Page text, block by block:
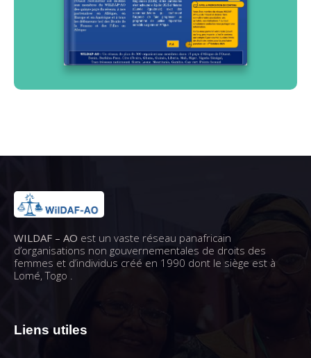
WILDAF – AO est un vaste réseau panafricain
d’organisations non gouvernementales de droits des
femmes et d’individus créé en 1990 dont le siège est à
Lomé, Togo .
Liens utiles